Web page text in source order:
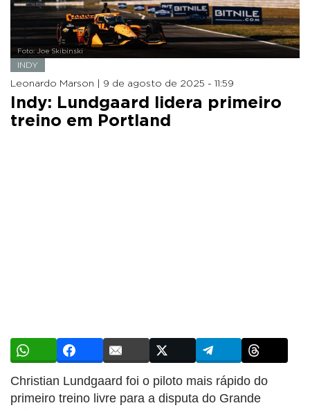
Foto: Joe Skibinski
INDY
Leonardo Marson | 9 de agosto de 2025 - 11:59
Indy: Lundgaard lidera primeiro
treino em Portland
Christian Lundgaard foi o piloto mais rápido do
primeiro treino livre para a disputa do Grande